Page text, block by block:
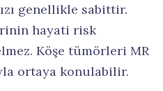
genellikle sabittir.
hayati risk
Köşe tümörleri MR
ortaya konulabilir.